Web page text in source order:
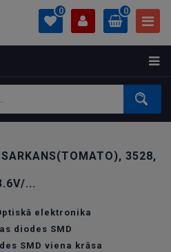
0 0
0.00 €
3528,
...
elektronika
diodes SMD
SMD viena krāsa